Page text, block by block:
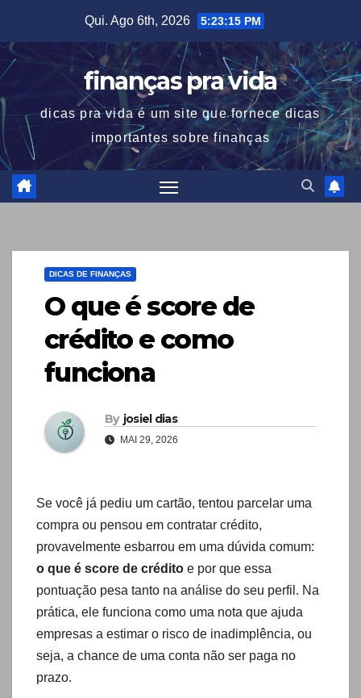
content
Qui. Ago 6th, 2026 5:23:16 PM
finanças pra vida
dicas pra vida é um site que fornece dicas
importantes sobre finanças
DICAS DE FINANÇAS
O que é score de
crédito e como
funciona
By josiel dias
MAI 29, 2026
Se você já pediu um cartão, tentou parcelar uma
compra ou pensou em contratar crédito,
provavelmente esbarrou em uma dúvida comum:
o que é score de crédito e por que essa
pontuação pesa tanto na análise do seu perfil. Na
prática, ele funciona como uma nota que ajuda
empresas a estimar o risco de inadimplência, ou
seja, a chance de uma conta não ser paga no
prazo.